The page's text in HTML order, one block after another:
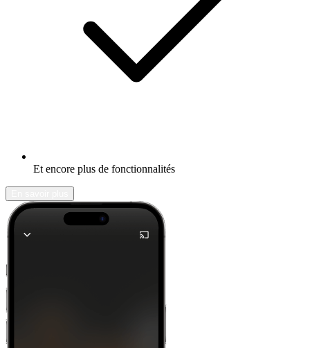
Et encore plus de fonctionnalités